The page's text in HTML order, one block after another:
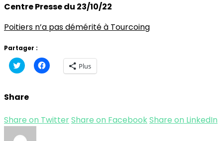
Centre Presse du 23/10/22
Poitiers n’a pas démérité à Tourcoing
Partager :
Cliquez
pour
dans
une
fenêtre)
Cliquez
pour
partager
fenêtre)
Plus
Share
Share on TwitterShare on FacebookShare on LinkedIn